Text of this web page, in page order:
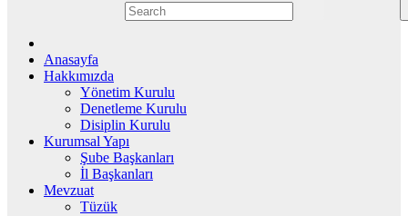
Anasayfa
Hakkımızda
Yönetim Kurulu
Denetleme Kurulu
Disiplin Kurulu
Kurumsal Yapı
Şube Başkanları
İl Başkanları
Mevzuat
Tüzük